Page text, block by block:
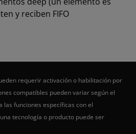
y reciben FIFO
requerir activación o habilitación por
compatibles pueden variar según el
funciones específicas con el
tecnología o producto puede ser